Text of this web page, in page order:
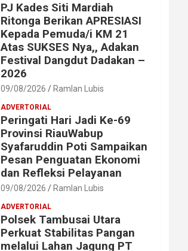
PJ Kades Siti Mardiah
Ritonga Berikan APRESIASI
Kepada Pemuda/i KM 21
Atas SUKSES Nya,, Adakan
Festival Dangdut Dadakan –
2026
09/08/2026 Ramlan Lubis
ADVERTORIAL
Peringati Hari Jadi Ke-69
Provinsi RiauWabup
Syafaruddin Poti Sampaikan
Pesan Penguatan Ekonomi
dan Refleksi Pelayanan
09/08/2026 Ramlan Lubis
ADVERTORIAL
Polsek Tambusai Utara
Perkuat Stabilitas Pangan
melalui Lahan Jagung PT